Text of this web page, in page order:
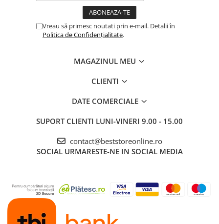
Vreau să primesc noutati prin e-mail. Detalii în
Politica de Confidențialitate.
MAGAZINUL MEU
CLIENTI
DATE COMERCIALE
SUPORT CLIENTI LUNI-VINERI 9.00 - 15.00
contact@beststoreonline.ro
SOCIAL URMARESTE-NE IN SOCIAL MEDIA